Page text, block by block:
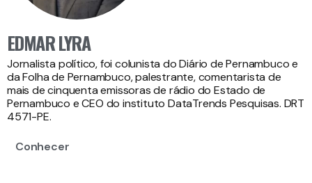
EDMAR LYRA
Jornalista político, foi colunista do Diário de Pernambuco e
da Folha de Pernambuco, palestrante, comentarista de
mais de cinquenta emissoras de rádio do Estado de
Pernambuco e CEO do instituto DataTrends Pesquisas. DRT
4571-PE.
Conhecer